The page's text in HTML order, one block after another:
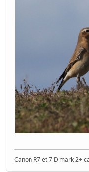
Canon R7 et 7 D mark 2+